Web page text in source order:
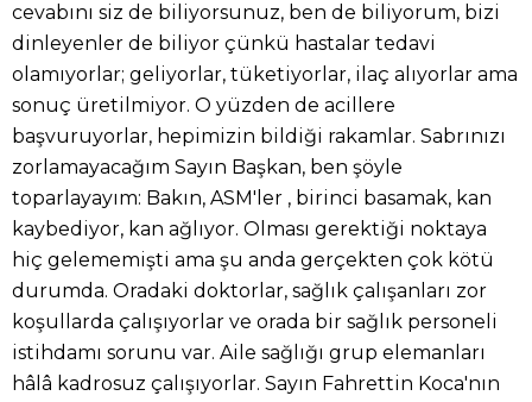
cevabını siz de biliyorsunuz, ben de biliyorum, bizi
dinleyenler de biliyor çünkü hastalar tedavi
olamıyorlar; geliyorlar, tüketiyorlar, ilaç alıyorlar ama
sonuç üretilmiyor. O yüzden de acillere
başvuruyorlar, hepimizin bildiği rakamlar. Sabrınızı
zorlamayacağım Sayın Başkan, ben şöyle
toparlayayım: Bakın, ASM'ler , birinci basamak, kan
kaybediyor, kan ağlıyor. Olması gerektiği noktaya
hiç gelememişti ama şu anda gerçekten çok kötü
durumda. Oradaki doktorlar, sağlık çalışanları zor
koşullarda çalışıyorlar ve orada bir sağlık personeli
istihdamı sorunu var. Aile sağlığı grup elemanları
hâlâ kadrosuz çalışıyorlar. Sayın Fahrettin Koca'nın